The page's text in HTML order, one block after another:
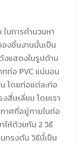
นการคำนวนหา
งชิ้นงานนั้นเป็น
แสดงในรูปด้าน
กท่อ PVC แน่นอน
โดยท่อแต่ละท่อ
สี่เหลี่ยม โดยเรา
าศที่อยู่ภายในท่อ
ให้ด้วยกัน 2 วิธี
ทรงตัน วิธีนี้เป็น